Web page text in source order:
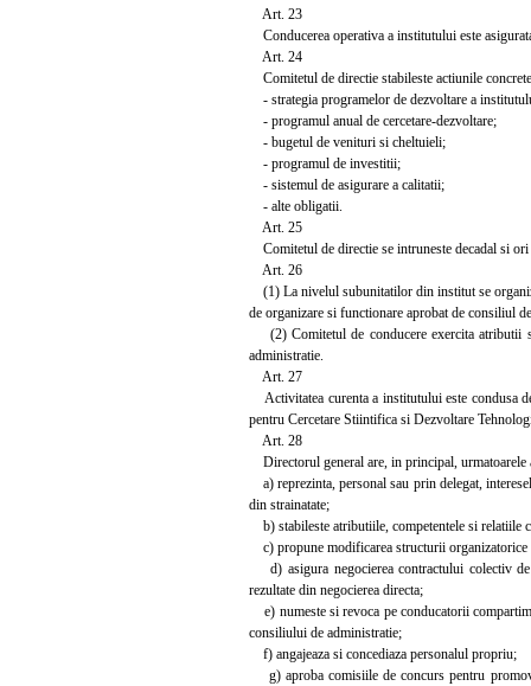
Art. 23
Conducerea operativa a institutului este
Art. 24
Comitetul de directie stabileste actiunile
- strategia programelor de dezvoltare a
- programul anual de cercetare-dezvoltare;
- bugetul de venituri si cheltuieli;
- programul de investitii;
- sistemul de asigurare a calitatii;
- alte obligatii.
Art. 25
Comitetul de directie se intruneste decadal si
Art. 26
(1) La nivelul subunitatilor din institut se
de organizare si functionare aprobat de consiliul
(2) Comitetul de conducere exercita atributii
administratie.
Art. 27
Activitatea curenta a institutului este condusa
pentru Cercetare Stiintifica si Dezvoltare
Art. 28
Directorul general are, in principal,
a) reprezinta, personal sau prin delegat,
din strainatate;
b) stabileste atributiile, competentele si relatiile
c) propune modificarea structurii
d) asigura negocierea contractului colectiv
rezultate din negocierea directa;
e) numeste si revoca pe conducatorii
consiliului de administratie;
f) angajeaza si concediaza personalul propriu;
g) aproba comisiile de concurs pentru